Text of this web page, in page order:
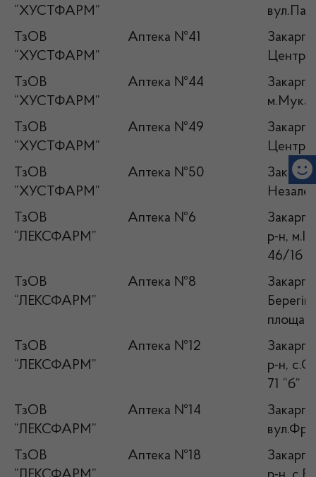
“ХУСТФАРМ”
ТзОВ
“ХУСТФАРМ”
Аптека №41
ТзОВ
“ХУСТФАРМ”
Аптека №44
ТзОВ
“ХУСТФАРМ”
Аптека №49
ТзОВ
“ХУСТФАРМ”
Аптека №50
ТзОВ
“ЛЕКСФАРМ”
Аптека №6
р-н,
46/1б
ТзОВ
“ЛЕКСФАРМ”
Аптека №8
площа
ТзОВ
“ЛЕКСФАРМ”
Аптека №12
р-н,
71 “б”
ТзОВ
“ЛЕКСФАРМ”
Аптека №14
ТзОВ
Аптека №18